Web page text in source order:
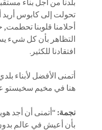
بلدنا من أجل بناء
تحولت إلى كابوس أريد
أحلامنا قلوبنا
التظاهر بأن كل شيء
افتقادنا للكثير.
أتمنى الأفضل لأبناء
هنا في مخيم سخيستو
نجمة: “أتمنى أن أجد
بأن أعيش في عالم